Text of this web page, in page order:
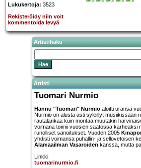
Lukukertoja: 3523
Rekisteröidy niin voit
kommentoida levyä
Artistihaku
Artisti
Tuomari Nurmio
Hannu "Tuomari" Nurmio aloitti uransa
Nurmio on alusta asti syleillyt musiikissaan
rautalankaa kuin montaa muutakin
voimana toimii vuosien saatossa karheaksi
runolliset sanoitukset. Vuoden 2005
yhdisti voimansa puhallin- ja sellovetoisen
Alamaailman Vasaroiden kanssa, mutta
Linkki:
tuomarinurmio.fi